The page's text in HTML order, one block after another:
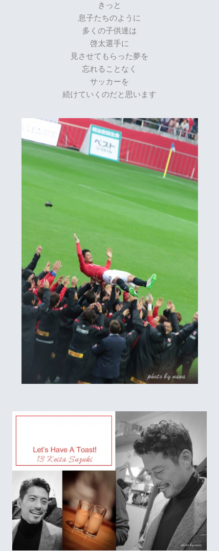
きっと
息子たちのように
多くの子供達は
啓太選手に
見させてもらった夢を
忘れることなく
サッカーを
続けていくのだと思います